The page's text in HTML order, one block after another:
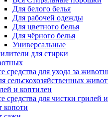
Для белого белья
Для рабочей одежды
Для цветного белья
Для чёрного белья
Универсальные
для стирки
средства для ухода за
сельскохозяйственных
и коптилен
средства для чистки грилей
копоти